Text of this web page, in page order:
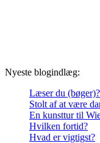
Nyeste blogindlæg:
Læser du (bøger)?
Stolt af at være
En kunsttur til
Hvilken fortid?
Hvad er vigtigst?